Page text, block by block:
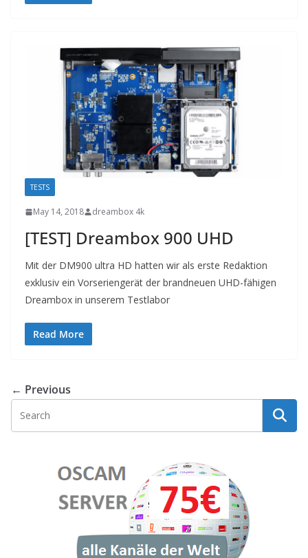
TESTS
May 14, 2018 dreambox 4k
[TEST] Dreambox 900 UHD
Mit der DM900 ultra HD hatten wir als erste Redaktion
exklusiv ein Vorseriengerät der brandneuen UHD-fähigen
Dreambox in unserem Testlabor
Read More
← Previous